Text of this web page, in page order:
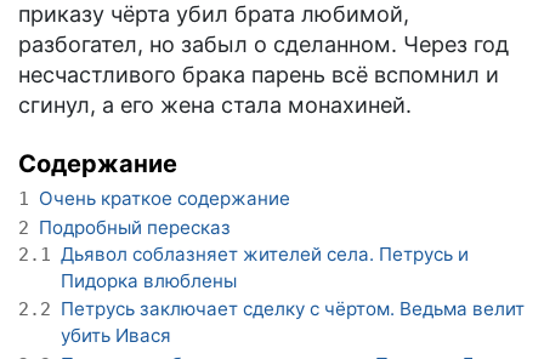
приказу чёрта убил брата любимой,
разбогател, но забыл о сделанном. Через год
несчастливого брака парень всё вспомнил и
сгинул, а его жена стала монахиней.
Содержание
1 Очень краткое содержание
2 Подробный пересказ
2.1 Дьявол соблазняет жителей села. Петрусь и
Пидорка влюблены
2.2 Петрусь заключает сделку с чёртом. Ведьма велит
убить Ивася